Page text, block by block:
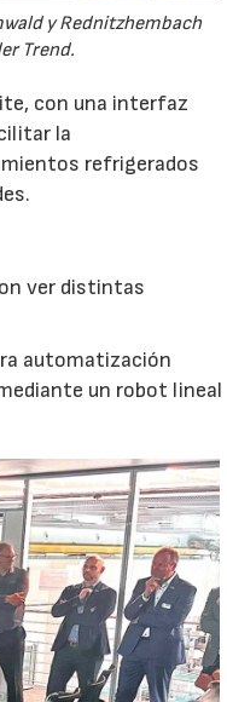
y Rednitzhembach
Trend.
con una interfaz
la
refrigerados
ver distintas
automatización
un robot lineal